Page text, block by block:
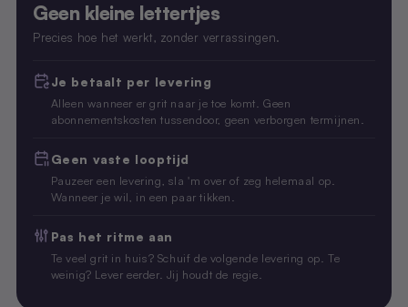
Geen kleine lettertjes
Precies hoe het werkt, zonder verrassingen.
Je betaalt per levering
Alleen wanneer er grit naar je toe komt. Geen
abonnementskosten tussendoor, geen verborgen termijnen.
Geen vaste looptijd
Pauzeer een levering, sla 'm over of zeg helemaal op.
Wanneer je wil, in een paar tikken.
Pas het ritme aan
Te veel grit in huis? Schuif de volgende levering op. Te
weinig? Lever eerder. Jij houdt de regie.